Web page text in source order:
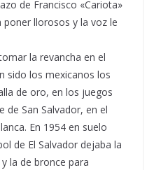
de Francisco «Cariota»
llorosos y la voz le
la revancha en el
sido los mexicanos los
de oro, en los juegos
de San Salvador, en el
En 1954 en suelo
de El Salvador dejaba la
la de bronce para